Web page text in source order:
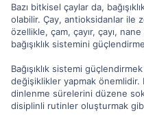
Bazı bitkisel çaylar da,
olabilir. Çay, antioksidanlar ile
özellikle, çam, çayır, çayı,
bağışıklık sistemini
Bağışıklık sistemi
değişiklikler yapmak
dinlenme sürelerini düzene
disiplinli rutinler oluşturmak